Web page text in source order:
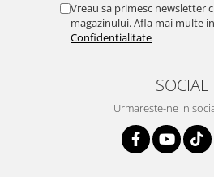
Vreau sa primesc newsletter
magazinului. Afla mai multe in
Confidentialitate
SOCIAL
Urmareste-ne in